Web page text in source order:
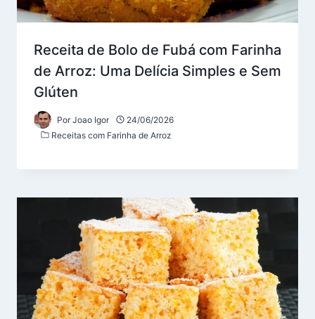
Receita de Bolo de Fubá com Farinha
de Arroz: Uma Delícia Simples e Sem
Glúten
Por Joao Igor
24/06/2026
Receitas com Farinha de Arroz